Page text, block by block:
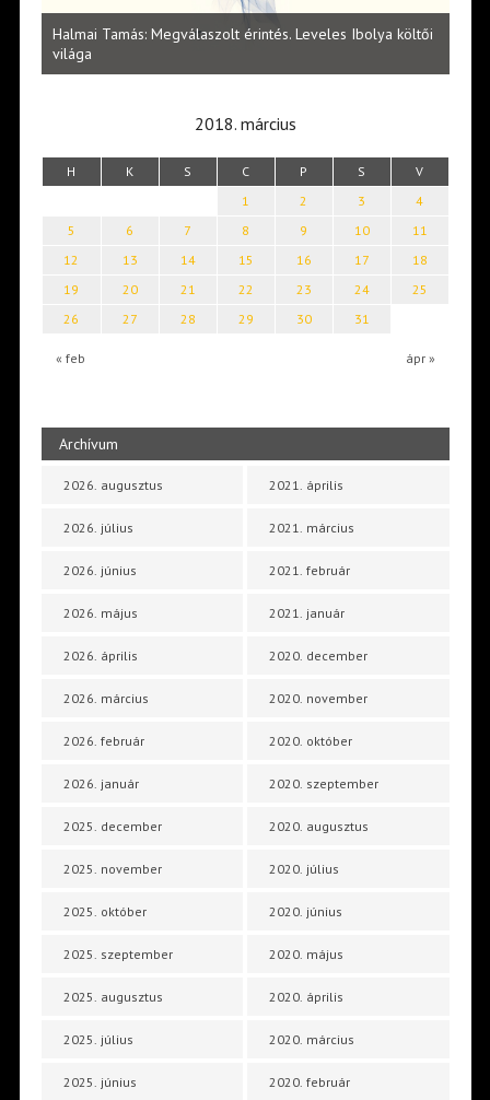
Halmai Tamás: Megválaszolt érintés. Leveles Ibolya költői
világa
2018. március
H K S C P S V
« feb ápr »
1 2 3
4
5
6 7 8 9 10
11
12
13 14 15 16 17
18
19
20 21 22 23 24
25
26
27 28 29 30 31
Archívum
2026. augusztus
2026. július
2026. június
2026. május
2026. április
2026. március
2026. február
2026. január
2025. december
2025. november
2025. október
2025. szeptember
2025. augusztus
2025. július
2025. június
2021. április
2021. március
2021. február
2021. január
2020. december
2020. november
2020. október
2020. szeptember
2020. augusztus
2020. július
2020. június
2020. május
2020. április
2020. március
2020. február